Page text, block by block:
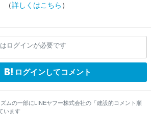
（詳しくはこちら ）
ログインが必要です
ログインしてコメント
ムの一部にLINEヤフー株式会社の「建設的コメント順
います